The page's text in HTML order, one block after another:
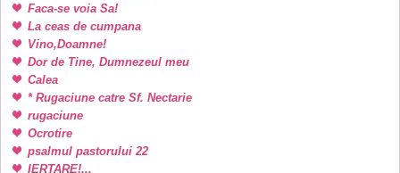
Faca-se voia Sa!
La ceas de cumpana
Vino,Doamne!
Dor de Tine, Dumnezeul meu
Calea
* Rugaciune catre Sf. Nectarie
rugaciune
Ocrotire
psalmul pastorului 22
IERTARE!...